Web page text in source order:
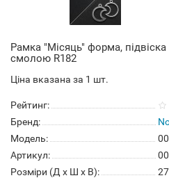
Рамка "Місяць" форма,
смолою R182
Ціна вказана за 1 шт.
Рейтинг:
Бренд:
Модель:
Артикул:
Розміри (Д x Ш x В):